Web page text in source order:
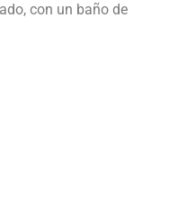
con un baño de